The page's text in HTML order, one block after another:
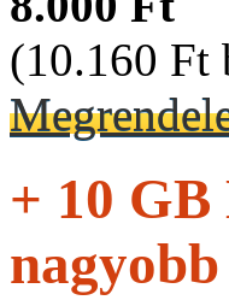
(10.160 Ft
+ 10